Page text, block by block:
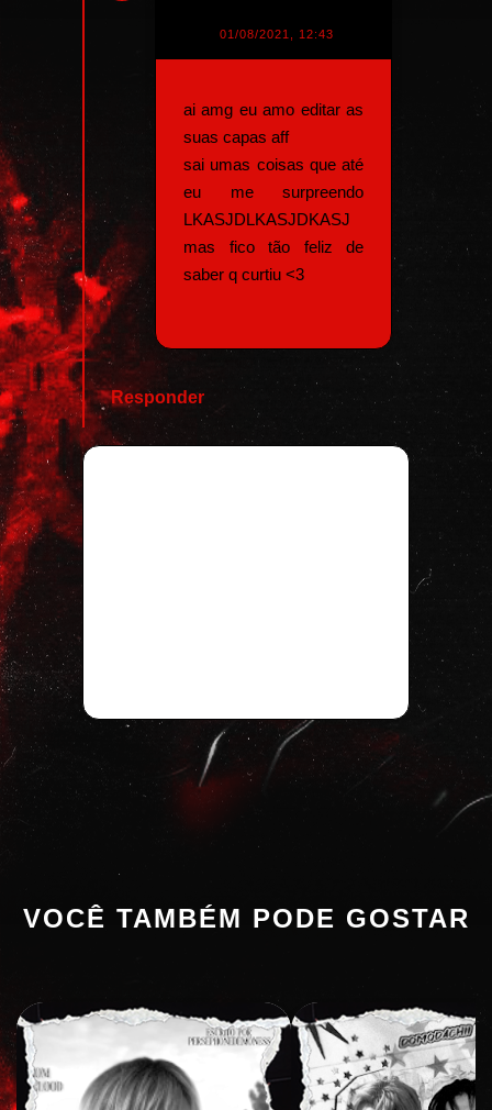
01/08/2021, 12:43
ai amg eu amo editar as
suas capas aff
sai umas coisas que até
eu me surpreendo
LKASJDLKASJDKASJ
mas fico tão feliz de
saber q curtiu <3
Responder
VOCÊ TAMBÉM PODE GOSTAR